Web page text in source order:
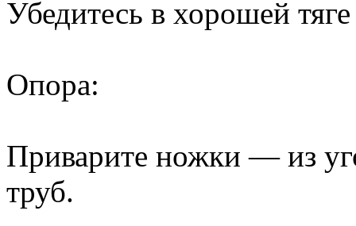
Убедитесь в хорошей
Опора:
Приварите ножки — из
труб.